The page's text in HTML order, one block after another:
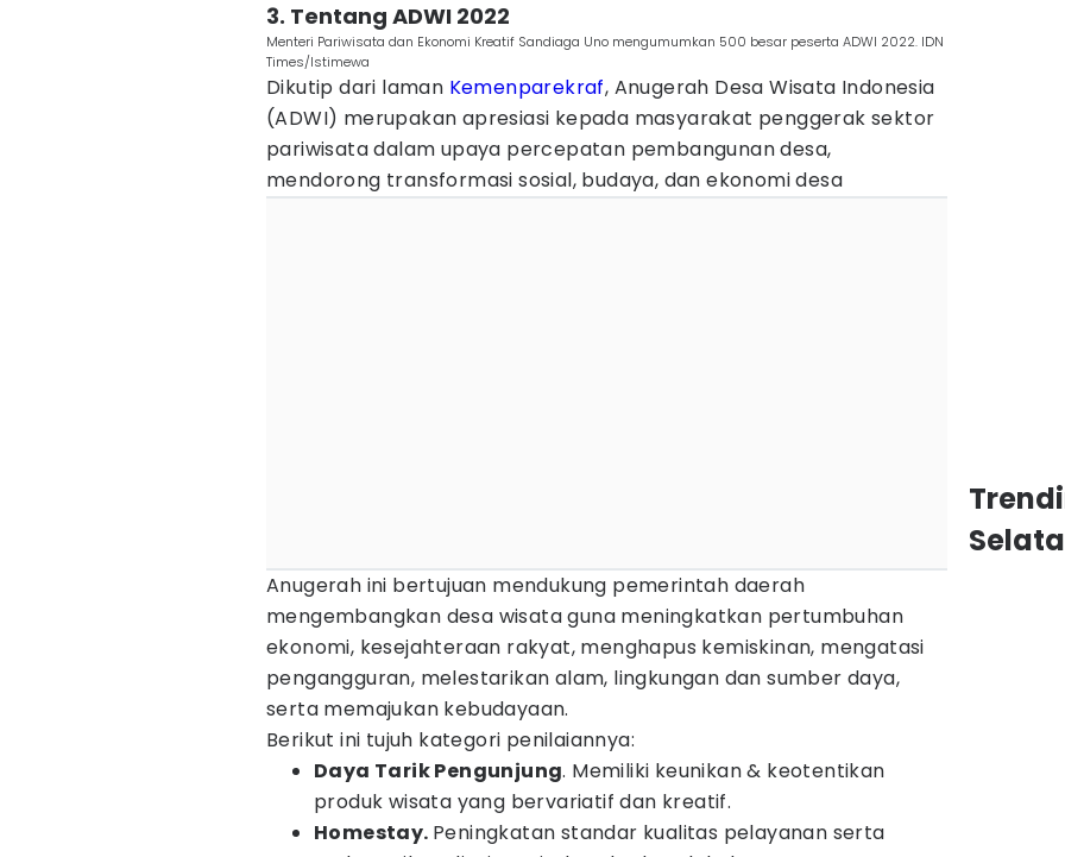
3. Tentang ADWI 2022
Menteri Pariwisata dan Ekonomi Kreatif Sandiaga Uno mengumumkan 500 besar peserta ADWI 2022. IDN
Times/Istimewa
Dikutip dari laman Kemenparekraf, Anugerah Desa Wisata Indonesia
(ADWI) merupakan apresiasi kepada masyarakat penggerak sektor
pariwisata dalam upaya percepatan pembangunan desa,
mendorong transformasi sosial, budaya, dan ekonomi desa
Anugerah ini bertujuan mendukung pemerintah daerah
mengembangkan desa wisata guna meningkatkan pertumbuhan
ekonomi, kesejahteraan rakyat, menghapus kemiskinan, mengatasi
pengangguran, melestarikan alam, lingkungan dan sumber daya,
serta memajukan kebudayaan.
Berikut ini tujuh kategori penilaiannya:
Daya Tarik Pengunjung. Memiliki keunikan & keotentikan
produk wisata yang bervariatif dan kreatif.
Homestay. Peningkatan standar kualitas pelayanan serta